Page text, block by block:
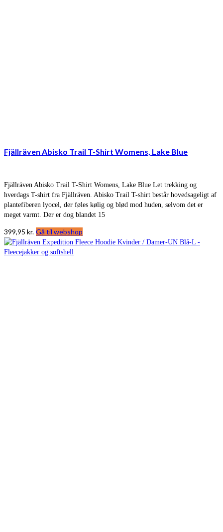
Fjällräven Abisko Trail T-Shirt Womens, Lake Blue
Fjällräven Abisko Trail T-Shirt Womens, Lake Blue Let trekking og
hverdags T-shirt fra Fjällräven. Abisko Trail T-shirt består hovedsageligt af
plantefiberen lyocel, der føles kølig og blød mod huden, selvom det er
meget varmt. Der er dog blandet 15
399,95 kr. Gå til webshop